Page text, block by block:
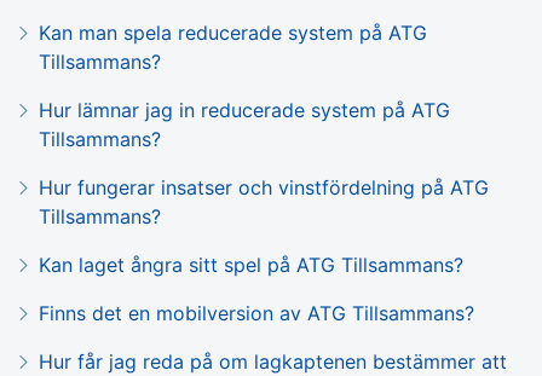
Kan man spela reducerade system på ATG
Tillsammans?
Hur lämnar jag in reducerade system på ATG
Tillsammans?
Hur fungerar insatser och vinstfördelning på ATG
Tillsammans?
Kan laget ångra sitt spel på ATG Tillsammans?
Finns det en mobilversion av ATG Tillsammans?
Hur får jag reda på om lagkaptenen bestämmer att